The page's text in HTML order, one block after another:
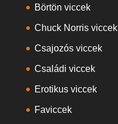
Börtön viccek
Chuck Norris viccek
Csajozós viccek
Családi viccek
Erotikus viccek
Faviccek